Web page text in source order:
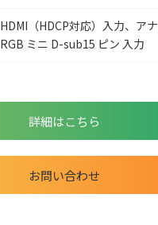
HDMI（HDCP対応）入力、ア
RGB ミニ D-sub15 ピン 入力
詳細はこちら
お問い合わせ